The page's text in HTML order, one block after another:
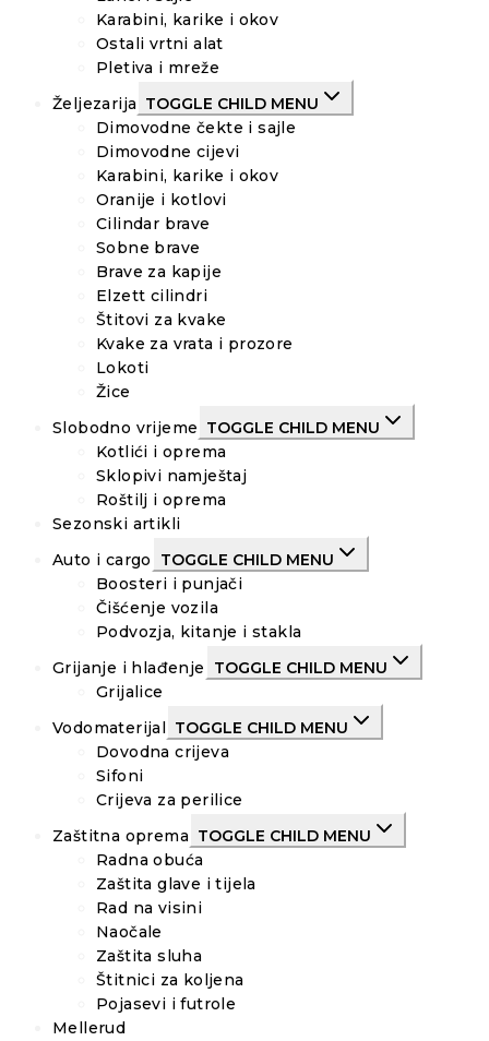
Karabini, karike i okov
Ostali vrtni alat
Pletiva i mreže
Željezarija TOGGLE CHILD MENU
Dimovodne čekte i sajle
Dimovodne cijevi
Karabini, karike i okov
Oranije i kotlovi
Cilindar brave
Sobne brave
Brave za kapije
Elzett cilindri
Štitovi za kvake
Kvake za vrata i prozore
Lokoti
Žice
Slobodno vrijeme TOGGLE CHILD MENU
Kotlići i oprema
Sklopivi namještaj
Roštilj i oprema
Sezonski artikli
Auto i cargo
TOGGLE CHILD MENU
Boosteri i punjači
Čišćenje vozila
Podvozja, kitanje i stakla
Grijanje i hlađenje
TOGGLE CHILD MENU
Grijalice
Vodomaterijal
TOGGLE CHILD MENU
Dovodna crijeva
Sifoni
Crijeva za perilice
Zaštitna oprema TOGGLE CHILD MENU
Radna obuća
Zaštita glave i tijela
Rad na visini
Naočale
Zaštita sluha
Štitnici za koljena
Pojasevi i futrole
Mellerud